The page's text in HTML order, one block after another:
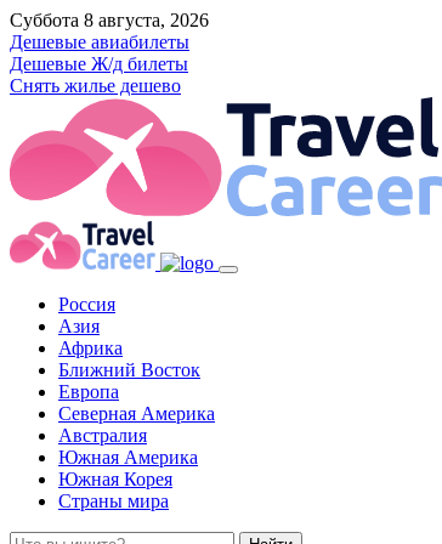
Суббота 8 августа, 2026
Дешевые авиабилеты
Дешевые Ж/д билеты
Снять жилье дешево
Россия
Азия
Африка
Ближний Восток
Европа
Северная Америка
Австралия
Южная Америка
Южная Корея
Страны мира